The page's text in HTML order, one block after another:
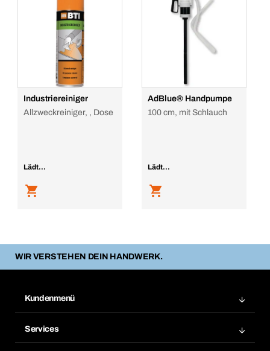
Industriereiniger
Allzweckreiniger, , Dose
Lädt...
AdBlue® Handpumpe
100 cm, mit Schlauch
Lädt...
WIR VERSTEHEN DEIN HANDWERK.
Kundenmenü
Services